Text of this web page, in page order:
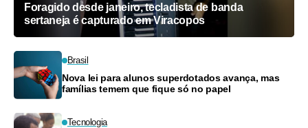
Foragido desde janeiro, tecladista de banda
sertaneja é capturado em Viracopos
Brasil
Nova lei para alunos superdotados avança, mas
famílias temem que fique só no papel
Tecnologia